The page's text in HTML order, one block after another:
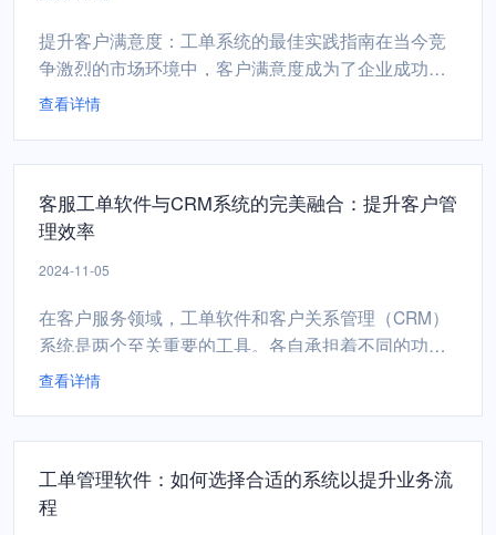
提升客户满意度：工单系统的最佳实践指南在当今竞
争激烈的市场环境中，客户满意度成为了企业成功的
关键因素。一个高效的工单系统不仅能帮助企业处理
究，42%的客户希望在一小时内得到回复。因此，确
保您的工单系统...
查看详情
客服工单软件与CRM系统的完美融合：提升客户管
理效率
2024-11-05
在客户服务领域，工单软件和客户关系管理（CRM）
系统是两个至关重要的工具。各自承担着不同的功
能，但如果能够实现无缝集成，将极大地提升客户管
现客户数据的实时同步。这意味着当客户通过电话、
电子邮件或...
查看详情
工单管理软件：如何选择合适的系统以提升业务流
程